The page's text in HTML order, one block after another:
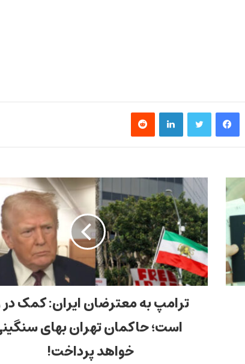
فیس بوک توییتر لینکدین‫رددیت
ترامپ به معترضان ایران: کمک در
است؛ حاکمان تهران بهای
خواهد پرداخت!